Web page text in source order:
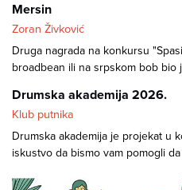
Mersin
Zoran Živković
Druga nagrada na konkursu
broadbean ili na srpskom bob bio
Drumska akademija 2026.
Klub putnika
Drumska akademija je projekat u
iskustvo da bismo vam pomogli